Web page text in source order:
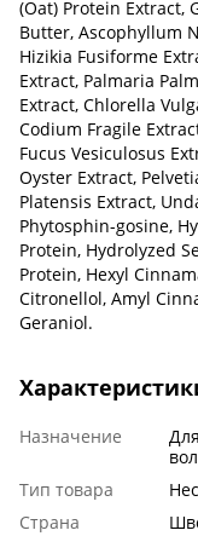
(Oat) Protein Extract,
Butter, Ascophyllum
Hizikia Fusiforme
Extract, Palmaria
Extract, Chlorella
Codium Fragile
Fucus Vesiculosus
Oyster Extract,
Platensis Extract,
Phytosphin-gosine,
Protein, Hydrolyzed
Protein, Hexyl
Citronellol, Amyl
Geraniol.
Назначение
Тип товара
Страна